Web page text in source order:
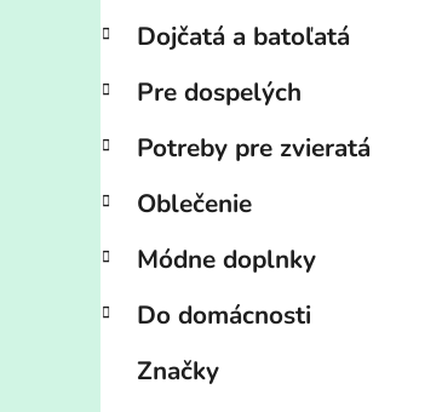
Dojčatá a batoľatá
Pre dospelých
Potreby pre zvieratá
Oblečenie
Módne doplnky
Do domácnosti
Značky